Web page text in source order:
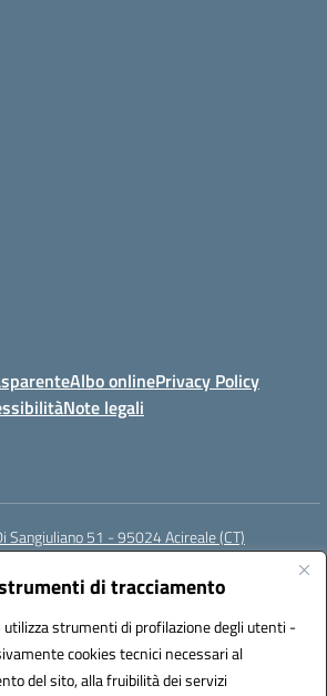
di tracciamento
strumenti di profilazione degli utenti -
cookies tecnici necessari al
del sito, alla fruibilità dei servizi
Albo onlinePrivacy Policy
Note legali
Sangiuliano 51 - 95024 Acireale (CT)
(PEC):ctic8at00b@pec.istruzione.it
Amministrazioni (IPA): istsc_ctic8at00b